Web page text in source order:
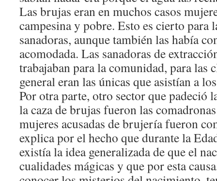
Las brujas eran en muchos casos
campesina y pobre. Esto es cierto para
sanadoras, aunque también las había
acomodada. Las sanadoras de
trabajaban para la comunidad, para las
general eran las únicas que asistían a
Por otra parte, otro sector que padeció
la caza de brujas fueron las
mujeres acusadas de brujería fueron
explica por el hecho que durante la
existía la idea generalizada de que el
cualidades mágicas y que por esta